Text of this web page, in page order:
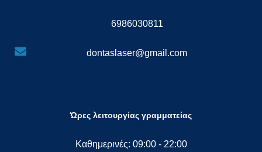
6986030811
dontaslaser@gmail.com
Ώρες λειτουργίας γραμματείας
Καθημερινές: 09:00 - 22:00